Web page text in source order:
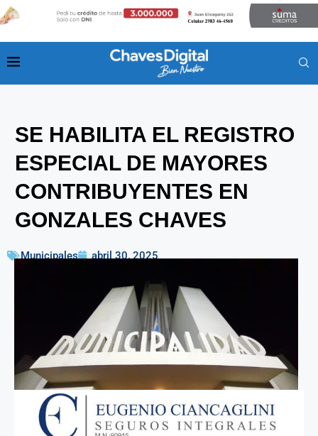
SE HABILITA EL REGISTRO
ESPECIAL DE MAYORES
CONTRIBUYENTES EN
GONZALES CHAVES
Municipales abril 30, 2025